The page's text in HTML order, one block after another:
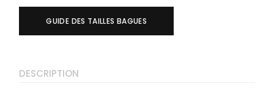
GUIDE DES TAILLES BAGUES
DESCRIPTION